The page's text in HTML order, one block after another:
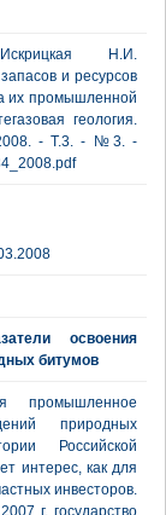
Н.И.
и ресурсов
их промышленной
геология.
- Т.3. - №3. -
освоения
битумов
промышленное
природных
Российской
интерес, как для
инвесторов.
г. государство